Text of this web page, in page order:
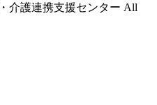
介護連携支援センター All